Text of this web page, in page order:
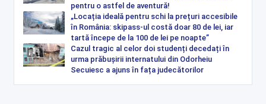
pentru o astfel de aventură!
„Locația ideală pentru schi la prețuri accesibile
în România: skipass-ul costă doar 80 de lei, iar
tartă începe de la 100 de lei pe noapte”
Cazul tragic al celor doi studenți decedați în
urma prăbușirii internatului din Odorheiu
Secuiesc a ajuns în fața judecătorilor